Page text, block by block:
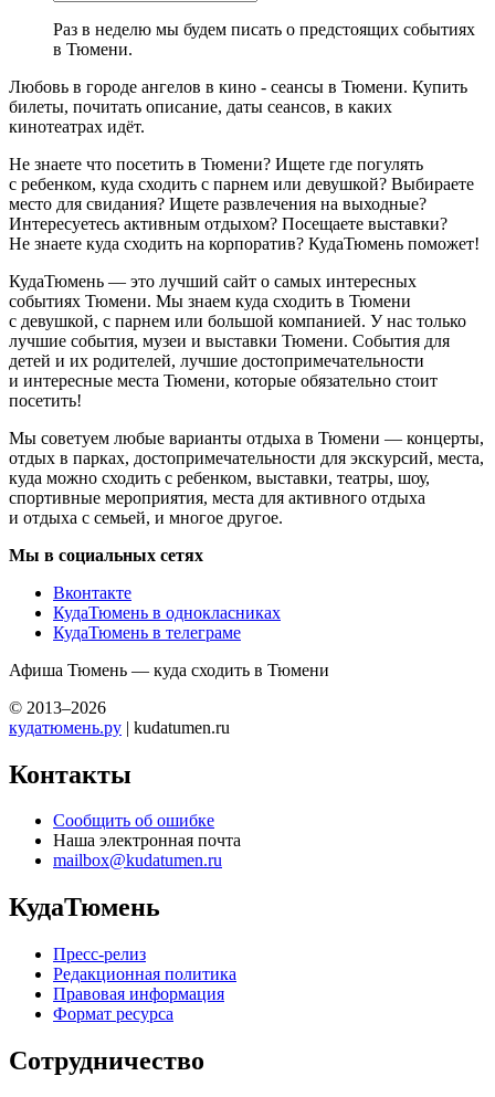
Раз в неделю мы будем писать о предстоящих событиях
в Тюмени.
Любовь в городе ангелов в кино - сеансы в Тюмени. Купить
билеты, почитать описание, даты сеансов, в каких
кинотеатрах идёт.
Не знаете что посетить в Тюмени? Ищете где погулять
с ребенком, куда сходить с парнем или девушкой? Выбираете
место для свидания? Ищете развлечения на выходные?
Интересуетесь активным отдыхом? Посещаете выставки?
Не знаете куда сходить на корпоратив? КудаТюмень поможет!
КудаТюмень — это лучший сайт о самых интересных
событиях Тюмени. Мы знаем куда сходить в Тюмени
с девушкой, с парнем или большой компанией. У нас только
лучшие события, музеи и выставки Тюмени. События для
детей и их родителей, лучшие достопримечательности
и интересные места Тюмени, которые обязательно стоит
посетить!
Мы советуем любые варианты отдыха в Тюмени — концерты,
отдых в парках, достопримечательности для экскурсий, места,
куда можно сходить с ребенком, выставки, театры, шоу,
спортивные мероприятия, места для активного отдыха
и отдыха с семьей, и многое другое.
Мы в социальных сетях
Вконтакте
КудаТюмень в однокласниках
КудаТюмень в телеграме
Афиша Тюмень — куда сходить в Тюмени
© 2013–2026
кудатюмень.ру | kudatumen.ru
Контакты
Сообщить об ошибке
Наша электронная почта
mailbox@kudatumen.ru
КудаТюмень
Пресс-релиз
Редакционная политика
Правовая информация
Формат ресурса
Сотрудничество